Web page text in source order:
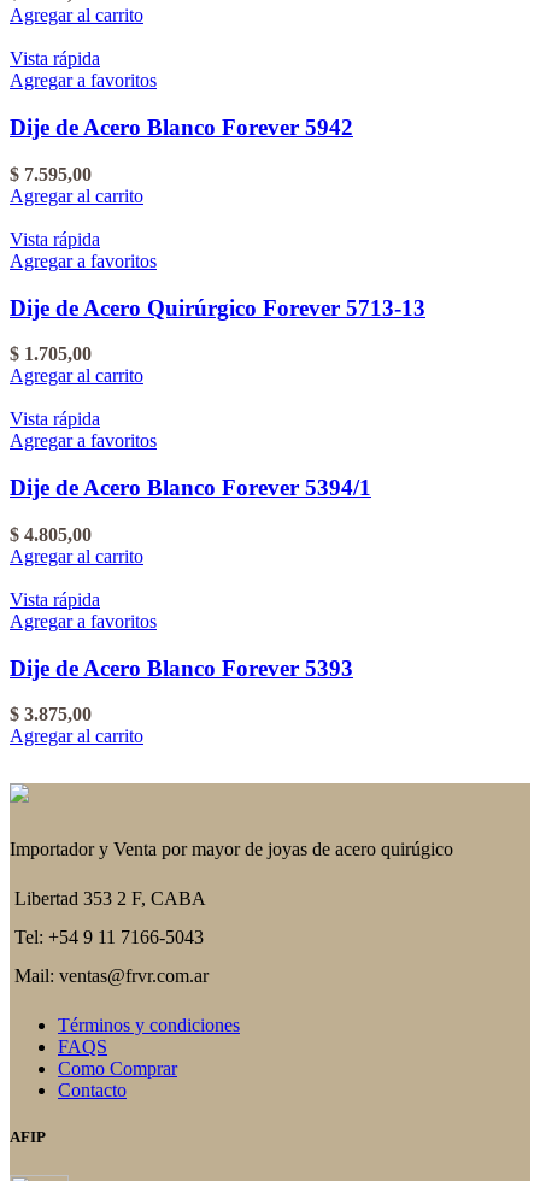
Agregar al carrito
Vista rápida
Agregar a favoritos
Dije de Acero Blanco Forever 5942
$ 7.595,00
Agregar al carrito
Vista rápida
Agregar a favoritos
Dije de Acero Quirúrgico Forever 5713-13
$ 1.705,00
Agregar al carrito
Vista rápida
Agregar a favoritos
Dije de Acero Blanco Forever 5394/1
$ 4.805,00
Agregar al carrito
Vista rápida
Agregar a favoritos
Dije de Acero Blanco Forever 5393
$ 3.875,00
Agregar al carrito
Importador y Venta por mayor de joyas de acero quirúgico
Libertad 353 2 F, CABA
Tel: +54 9 11 7166-5043
Mail: ventas@frvr.com.ar
Términos y condiciones
FAQS
Como Comprar
Contacto
AFIP